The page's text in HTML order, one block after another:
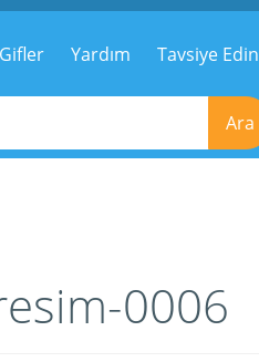
Yardım Tavsiye Edin
Ara
0006